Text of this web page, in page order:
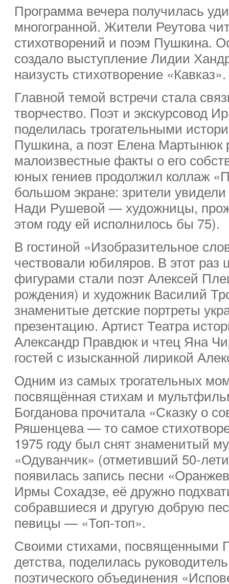
Программа вечера получилась
многогранной. Жители Реутова
стихотворений и поэм Пушкина.
создало выступление Лидии
наизусть стихотворение «Кавказ».
Главной темой встречи стала
творчество. Поэт и экскурсовод
поделилась трогательными
Пушкина, а поэт Елена Мартынюк
малоизвестные факты о его
юных гениев продолжил коллаж
большом экране: зрители
Нади Рушевой — художницы,
этом году ей исполнилось бы 75).
В гостиной «Изобразительное
чествовали юбиляров. В этот раз
фигурами стали поэт Алексей
рождения) и художник Василий
знаменитые детские портреты
презентацию. Артист Театра
Александр Правдюк и чтец Яна
гостей с изысканной лирикой
Одним из самых трогательных
посвящённая стихам и
Богданова прочитала «Сказку о
Ряшенцева — то самое
1975 году был снят знаменитый
«Одуванчик» (отметивший 50-
появилась запись песни
Ирмы Сохадзе, её дружно
собравшиеся и другую добрую
певицы — «Топ-топ».
Своими стихами, посвященными
детства, поделилась
поэтического объединения